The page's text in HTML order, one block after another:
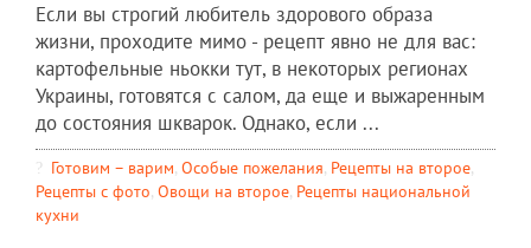
Если вы строгий любитель здорового образа
жизни, проходите мимо - рецепт явно не для вас:
картофельные ньокки тут, в некоторых регионах
Украины, готовятся с салом, да еще и выжаренным
до состояния шкварок. Однако, если ...
Готовим – варим, Особые пожелания, Рецепты на второе,
Рецепты c фото, Овощи на второе, Рецепты национальной
кухни